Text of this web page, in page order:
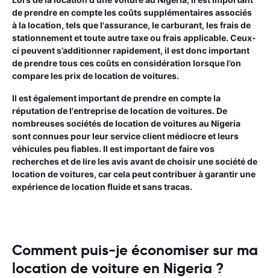
de prendre en compte les coûts supplémentaires associés
à la location, tels que l'assurance, le carburant, les frais de
stationnement et toute autre taxe ou frais applicable. Ceux-
ci peuvent s’additionner rapidement, il est donc important
de prendre tous ces coûts en considération lorsque l’on
compare les prix de location de voitures.
Il est également important de prendre en compte la
réputation de l'entreprise de location de voitures. De
nombreuses sociétés de location de voitures au Nigeria
sont connues pour leur service client médiocre et leurs
véhicules peu fiables. Il est important de faire vos
recherches et de lire les avis avant de choisir une société de
location de voitures, car cela peut contribuer à garantir une
expérience de location fluide et sans tracas.
Comment puis-je économiser sur ma
location de voiture en Nigeria ?